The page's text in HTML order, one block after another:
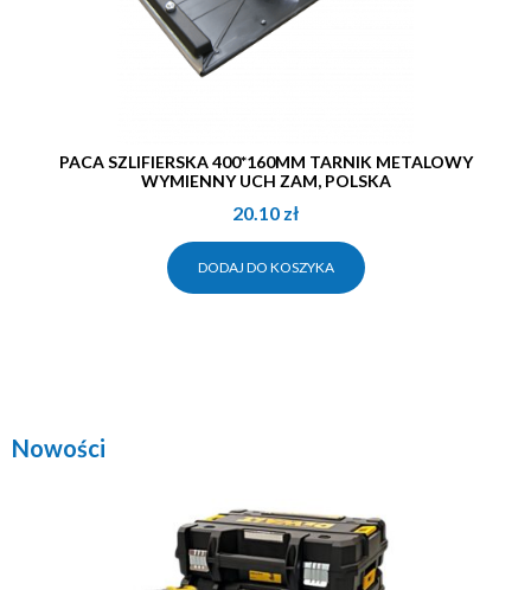
PACA SZLIFIERSKA 400*160MM TARNIK METALOWY
WYMIENNY UCH ZAM, POLSKA
20.10 zł
DODAJ DO KOSZYKA
Nowości